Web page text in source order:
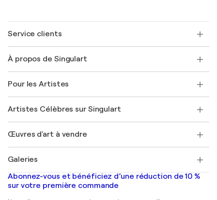
Service clients
Expédition
Offrir une carte cadeau
Rejoignez notre programme commercial
Mon compte
+33 1 76 44 06 42
À propos de Singulart
FAQ
Magazine Singulart
Emplois
Découvrez une sélection d'art original
Pour les Artistes
Se connecter en tant qu'Artiste
Artistes Célèbres sur Singulart
Marc Chagall
Banksy
Mr. Brainwash
Shepard Fairey
Œuvres d'art à vendre
Tableaux abstraits à vendre
Peintures de paysage
Estampes
Galeries
Galeries d'art en France
Galeries d'art en Belgique
Abonnez-vous et bénéficiez d’une réduction de 10 %
sur votre première commande